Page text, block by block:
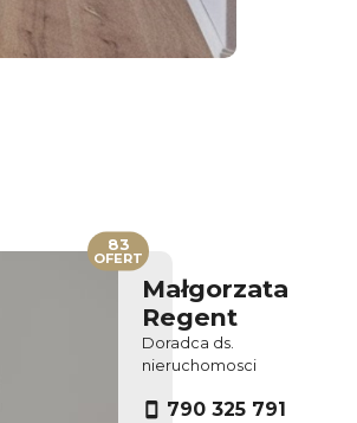
Małgorzata
Regent
Doradca ds.
nieruchomosci
790 325 791
83
OFERT